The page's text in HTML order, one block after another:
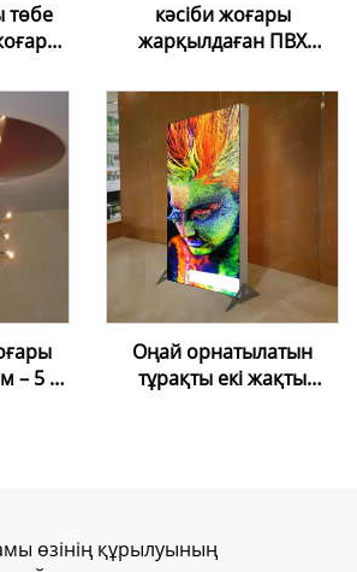
төбе
кәсіби жоғары
жарқылдаған ПВХ
Таңдаулы шешімдер
және тегін үлгілер
– 5 м
Оңай орнатылатын
тұрақты екі жақты
өзінің құрылуының